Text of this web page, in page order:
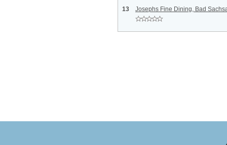
13 Josephs Fine Dining, Bad